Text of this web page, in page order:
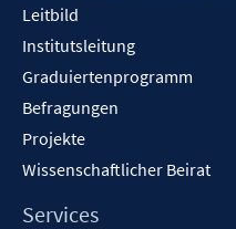
Leitbild
Institutsleitung
Graduiertenprogramm
Befragungen
Projekte
Wissenschaftlicher Beirat
Services